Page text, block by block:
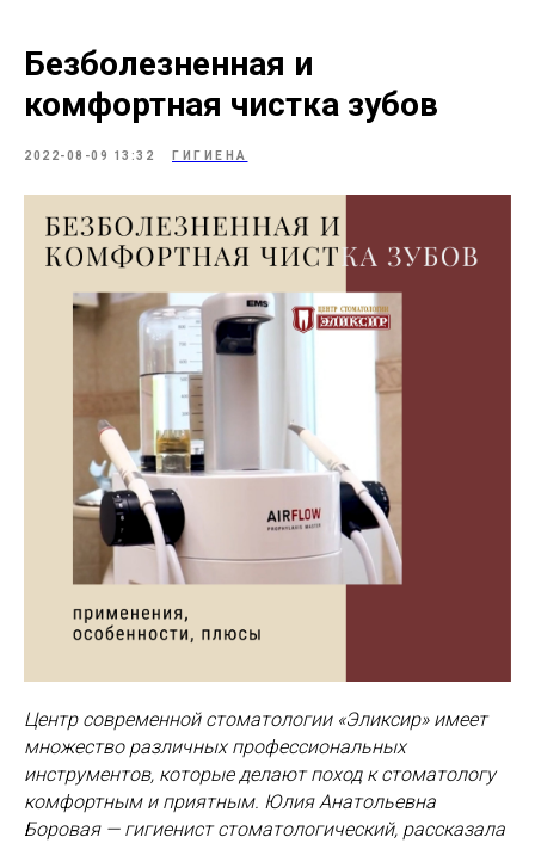
Безболезненная и
комфортная чистка зубов
2022-08-09 13:32 ГИГИЕНА
Центр современной стоматологии «Эликсир» имеет
множество различных профессиональных
инструментов, которые делают поход к стоматологу
комфортным и приятным. Юлия Анатольевна
Боровая — гигиенист стоматологический, рассказала